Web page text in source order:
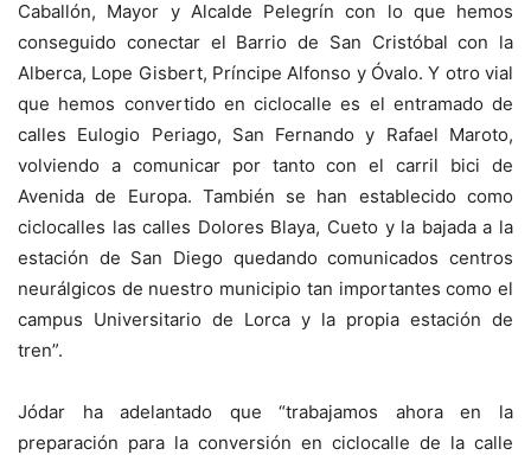
Caballón, Mayor y Alcalde Pelegrín con lo que hemos
conseguido conectar el Barrio de San Cristóbal con la
Alberca, Lope Gisbert, Príncipe Alfonso y Óvalo. Y otro vial
que hemos convertido en ciclocalle es el entramado de
calles Eulogio Periago, San Fernando y Rafael Maroto,
volviendo a comunicar por tanto con el carril bici de
Avenida de Europa. También se han establecido como
ciclocalles las calles Dolores Blaya, Cueto y la bajada a la
estación de San Diego quedando comunicados centros
neurálgicos de nuestro municipio tan importantes como el
campus Universitario de Lorca y la propia estación de
tren”.
Jódar ha adelantado que “trabajamos ahora en la
preparación para la conversión en ciclocalle de la calle